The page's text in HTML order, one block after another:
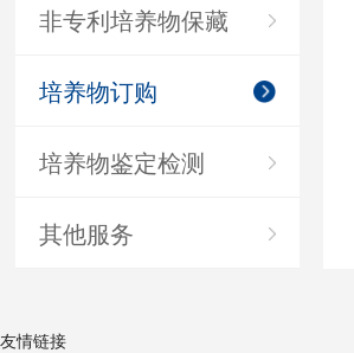
非专利培养物保藏
培养物订购
培养物鉴定检测
其他服务
友情链接